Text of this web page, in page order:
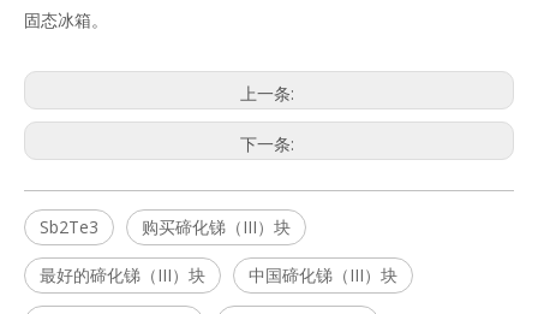
固态冰箱。
上一条:
下一条:
Sb2Te3 购买碲化锑（III）块
最好的碲化锑（III）块 中国碲化锑（III）块